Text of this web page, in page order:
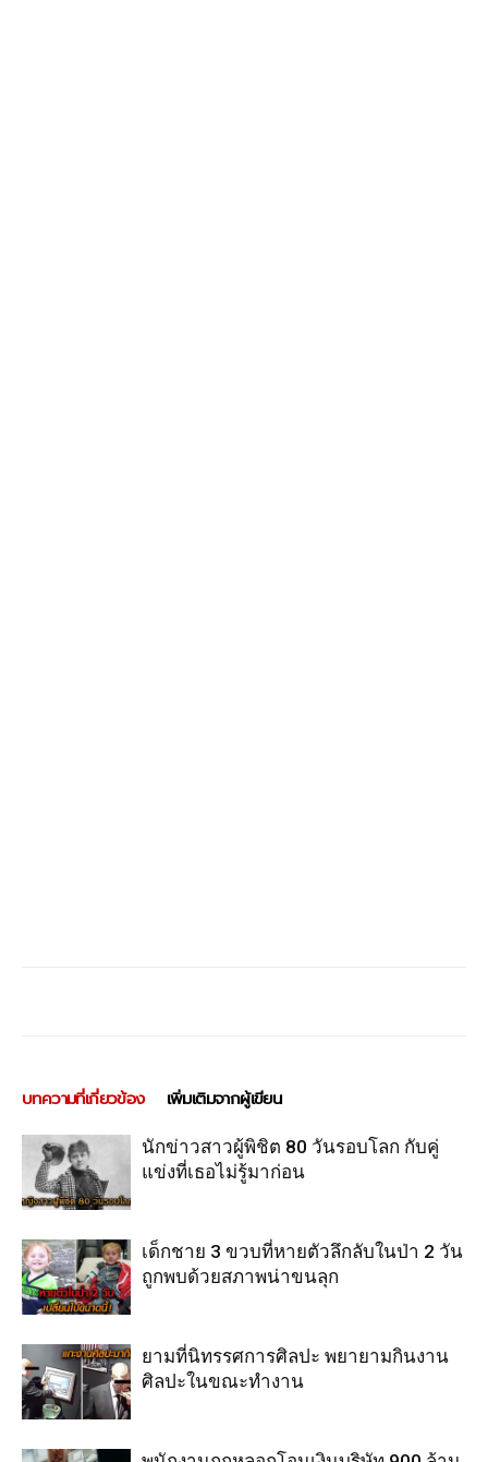
บทความที่เกี่ยวข้อง เพิ่มเติมจากผู้เขียน
นักข่าวสาวผู้พิชิต 80 วันรอบโลก กับคู่
แข่งที่เธอไม่รู้มาก่อน
เด็กชาย 3 ขวบที่หายตัวลึกลับในป่า 2 วัน
ถูกพบด้วยสภาพน่าขนลุก
ยามที่นิทรรศการศิลปะ พยายามกินงาน
ศิลปะในขณะทำงาน